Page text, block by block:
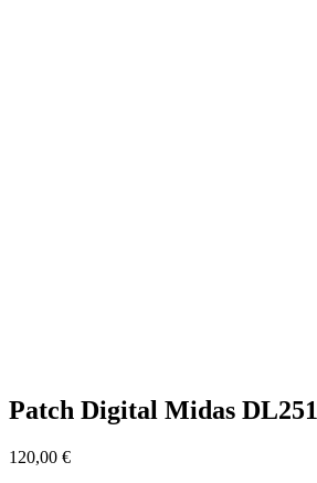
Patch Digital Midas DL251
120,00 €